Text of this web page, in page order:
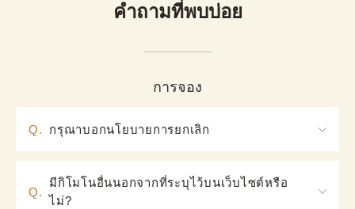
คำถามที่พบบ่อย
การจอง
Q. กรุณาบอกนโยบายการยกเลิก
การยกเลิกล่วงหน้าถึง 2 วันก่อน [วันที่นัดหมาย]: ไม่มี
ค่าธรรมเนียมการยกเลิก
Q.
มีกิโมโนอื่นนอกจากที่ระบุไว้บนเว็บไซต์หรือ
ไม่?